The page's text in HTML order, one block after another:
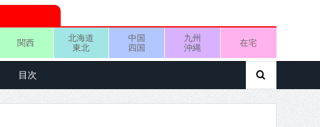
関西
北海道
東北
中国
四国
九州
沖縄
在宅
目次